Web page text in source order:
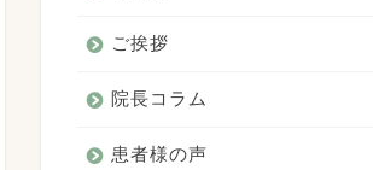
ご挨拶
院長コラム
患者様の声